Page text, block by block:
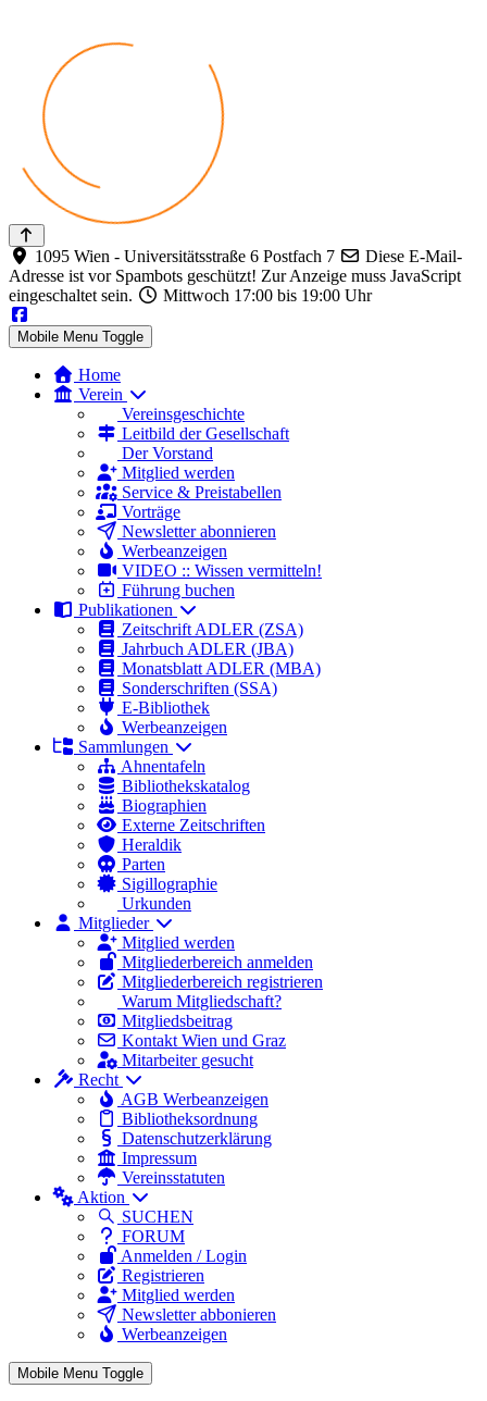
1095 Wien - Universitätsstraße 6 Postfach 7
Diese E-Mail-
Adresse ist vor Spambots geschützt! Zur Anzeige muss JavaScript
eingeschaltet sein.
Mittwoch 17:00 bis 19:00 Uhr
Mobile Menu Toggle
Home
Verein
Vereinsgeschichte
Leitbild der Gesellschaft
Der Vorstand
Mitglied werden
Service & Preistabellen
Vorträge
Newsletter abonnieren
Werbeanzeigen
VIDEO :: Wissen vermitteln!
Führung buchen
Publikationen
Zeitschrift ADLER (ZSA)
Jahrbuch ADLER (JBA)
Monatsblatt ADLER (MBA)
Sonderschriften (SSA)
E-Bibliothek
Werbeanzeigen
Sammlungen
Ahnentafeln
Bibliothekskatalog
Biographien
Externe Zeitschriften
Heraldik
Parten
Sigillographie
Urkunden
Mitglieder
Mitglied werden
Mitgliederbereich anmelden
Mitgliederbereich registrieren
Warum Mitgliedschaft?
Mitgliedsbeitrag
Kontakt Wien und Graz
Mitarbeiter gesucht
Recht
AGB Werbeanzeigen
Bibliotheksordnung
Datenschutzerklärung
Impressum
Vereinsstatuten
Aktion
SUCHEN
FORUM
Anmelden / Login
Registrieren
Mitglied werden
Newsletter abbonieren
Werbeanzeigen
Mobile Menu Toggle